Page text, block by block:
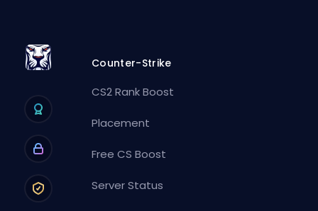
Counter-Strike
CS2 Rank Boost
Placement
Free CS Boost
Server Status